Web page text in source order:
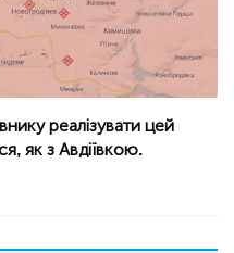
реалізувати цей
як з Авдіївкою.